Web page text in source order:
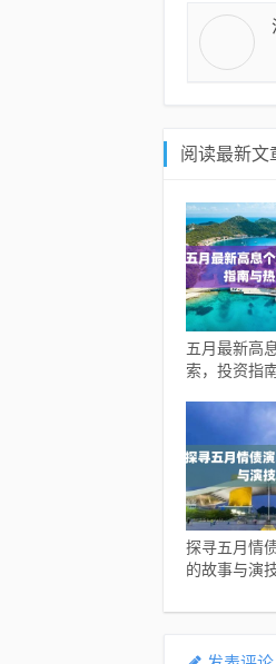
阅读最新文
五月最新高
索，投资指
探寻五月情
的故事与演